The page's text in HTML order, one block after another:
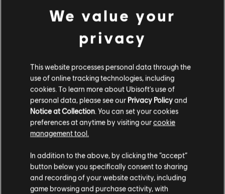
Si vous souhaitez faire un achat, veuillez vous
rendre sur votre Store local.
We value your
privacy
This website processes personal data through the
use of online tracking technologies, including
cookies. To learn more about Ubisoft's use of
personal data, please see our Privacy Policyand
Notice at Collection . You can set your cookies
preferences at anytime by visiting ourcookie
management tool.
In addition to the above, by clicking the “accept”
button below you specifically consent to sharing
and recording of your website activity, including
game browsing and purchase activity, with